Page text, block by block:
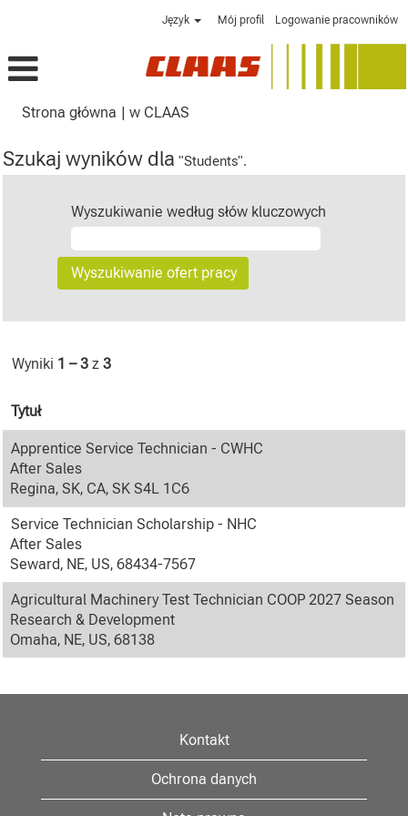
Język Mój profil Logowanie pracowników
Strona główna | w CLAAS
Szukaj wyników dla "Students".
Wyszukiwanie według słów kluczowych
Wyniki 1 – 3 z 3
Tytuł
Apprentice Service Technician - CWHC
After Sales
Regina, SK, CA, SK S4L 1C6
Service Technician Scholarship - NHC
After Sales
Seward, NE, US, 68434-7567
Agricultural Machinery Test Technician COOP 2027 Season
Research & Development
Omaha, NE, US, 68138
Kontakt
Ochrona danych